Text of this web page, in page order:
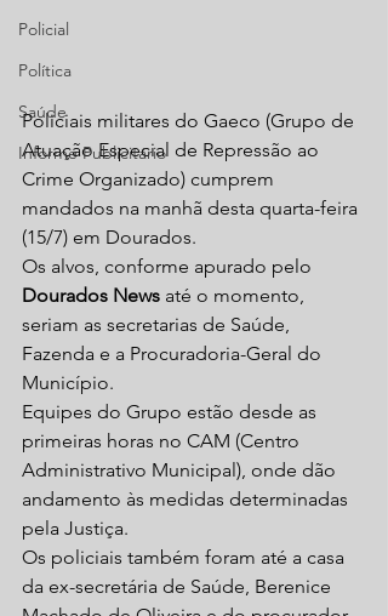
Policial
Política
Saúde
Informe Publicitário
Policiais militares do Gaeco (Grupo de
Atuação Especial de Repressão ao
Crime Organizado) cumprem
mandados na manhã desta quarta-feira
(15/7) em Dourados.
Os alvos, conforme apurado pelo
Dourados News até o momento,
seriam as secretarias de Saúde,
Fazenda e a Procuradoria-Geral do
Município.
Equipes do Grupo estão desde as
primeiras horas no CAM (Centro
Administrativo Municipal), onde dão
andamento às medidas determinadas
pela Justiça.
Os policiais também foram até a casa
da ex-secretária de Saúde, Berenice